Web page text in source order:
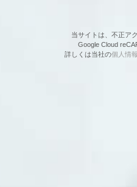
当サイトは、不正ア
Google Cloud
詳しくは当社の個人情